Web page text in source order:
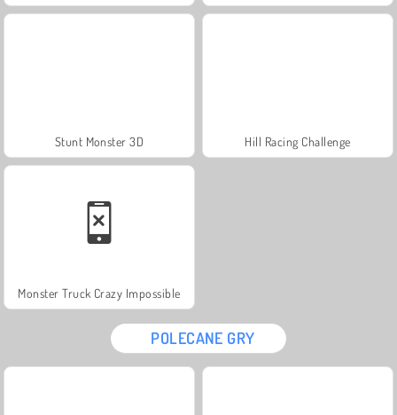
Stunt Monster 3D Hill Racing Challenge
Monster Truck Crazy Impossible
POLECANE GRY